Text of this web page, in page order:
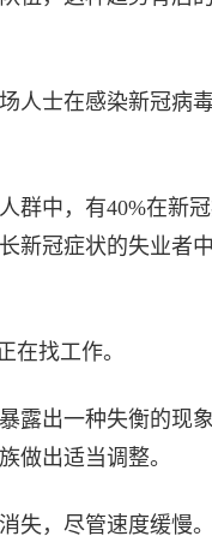
人士在感染新冠病
群中，有40%在新
新冠症状的失业者
在找工作。
露出一种失衡的现
做出适当调整。
失，尽管速度缓慢。